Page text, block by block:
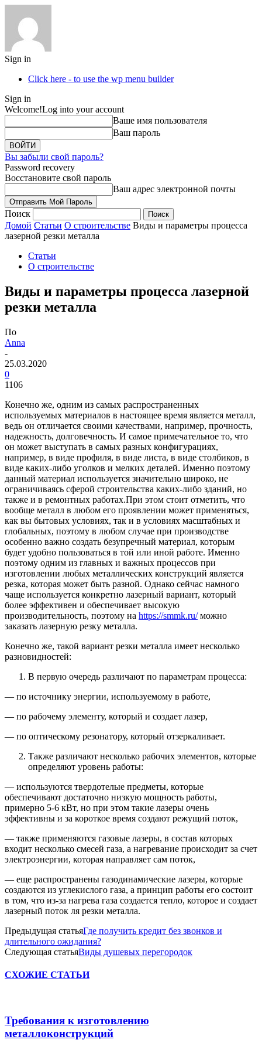
Sign in
Click here - to use the wp menu builder
Sign in
Welcome!Log into your account
Ваше имя пользователя
Ваш пароль
Вы забыли свой пароль?
Password recovery
Восстановите свой пароль
Ваш адрес электронной почты
Поиск
Домой Статьи О строительстве Виды и параметры процесса
лазерной резки металла
Статьи
О строительстве
Виды и параметры процесса лазерной
резки металла
По
Anna
-
25.03.2020
0
1106
Конечно же, одним из самых распространенных
используемых материалов в настоящее время является металл,
ведь он отличается своими качествами, например, прочность,
надежность, долговечность. И самое примечательное то, что
он может выступать в самых разных конфигурациях,
например, в виде профиля, в виде листа, в виде столбиков, в
виде каких-либо уголков и мелких деталей. Именно поэтому
данный материал используется значительно широко, не
ограничиваясь сферой строительства каких-либо зданий, но
также и в ремонтных работах.При этом стоит отметить, что
вообще металл в любом его проявлении может применяться,
как вы бытовых условиях, так и в условиях масштабных и
глобальных, поэтому в любом случае при производстве
особенно важно создать безупречный материал, которым
будет удобно пользоваться в той или иной работе. Именно
поэтому одним из главных и важных процессов при
изготовлении любых металлических конструкций является
резка, которая может быть разной. Однако сейчас намного
чаще используется конкретно лазерный вариант, который
более эффективен и обеспечивает высокую
производительность, поэтому на https://smmk.ru/можно
заказать лазерную резку металла.
Конечно же, такой вариант резки металла имеет несколько
разновидностей:
В первую очередь различают по параметрам процесса:
— по источнику энергии, используемому в работе,
— по рабочему элементу, который и создает лазер,
— по оптическому резонатору, который отзеркаливает.
Также различают несколько рабочих элементов, которые
определяют уровень работы:
— используются твердотелые предметы, которые
обеспечивают достаточно низкую мощность работы,
примерно 5-6 кВт, но при этом такие лазеры очень
эффективны и за короткое время создают режущий поток,
— также применяются газовые лазеры, в состав которых
входит несколько смесей газа, а нагревание происходит за счет
электроэнергии, которая направляет сам поток,
— еще распространены газодинамические лазеры, которые
создаются из углекислого газа, а принцип работы его состоит
в том, что из-за нагрева газа создается тепло, которое и создает
лазерный поток ля резки металла.
Предыдущая статьяГде получить кредит без звонков и
длительного ожидания?
Следующая статьяВиды душевых перегородок
СХОЖИЕ СТАТЬИ
Требования к изготовлению
металлоконструкций